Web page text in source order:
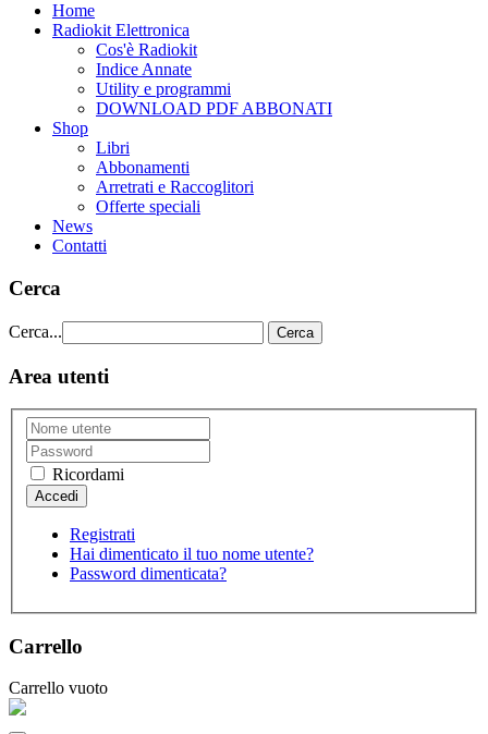
Home
Radiokit Elettronica
Cos'è Radiokit
Indice Annate
Utility e programmi
DOWNLOAD PDF ABBONATI
Shop
Libri
Abbonamenti
Arretrati e Raccoglitori
Offerte speciali
News
Contatti
Cerca
Cerca... Cerca
Area utenti
Ricordami
Registrati
Hai dimenticato il tuo nome utente?
Password dimenticata?
Carrello
Carrello vuoto